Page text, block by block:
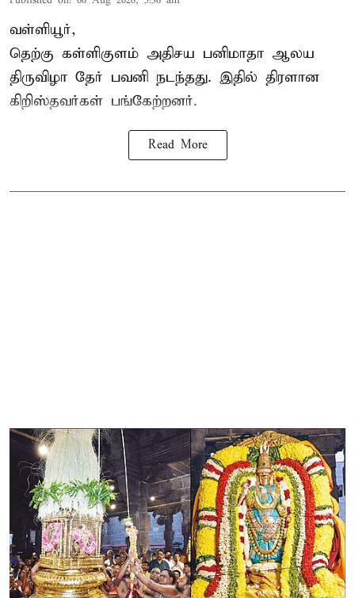
வள்ளியூர்,
தெற்கு கள்ளிகுளம் அதிசய பனிமாதா ஆலய
திருவிழா தேர் பவனி நடந்தது. இதில் திரளான
கிறிஸ்தவர்கள் பங்கேற்றனர்.
Read More